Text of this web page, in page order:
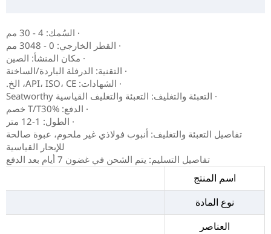
· السُمك: 4 - 30 مم
· القطر الخارجي: 0 - 3048 مم
· مكان المنشأ: الصين
· التقنية: الدرفلة الباردة/الساخنة
· الشهادات: API، ISO، CE، الخ.
· التعبئة والتغليف: التعبئة والتغليف القياسية Seatworthy
· الدفع: T/T30% خصم
· الطول: 1-12 متر
تفاصيل التعبئة والتغليف: أنبوب فولاذي غير ملحوم، عبوة صالحة
للإبحار القياسية
تفاصيل التسليم: يتم الشحن في غضون 7 أيام بعد الدفع
اسم المنتج
نوع المادة
العناصر